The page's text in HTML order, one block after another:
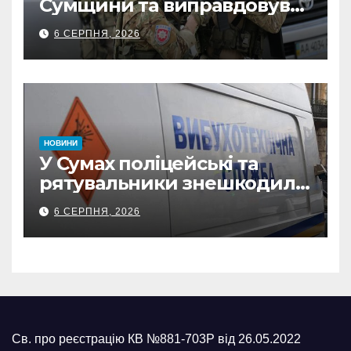
Сумщини та виправдовував
обстріли: СБУ викрила
прокремлівського агітатора
з Охтирки
6 СЕРПНЯ, 2026
НОВИНИ
У Сумах поліцейські та
рятувальники знешкодили
500-кілограмову авіабомбу
росіян
6 СЕРПНЯ, 2026
Св. про реєстрацію КВ №881-703Р від 26.05.2022